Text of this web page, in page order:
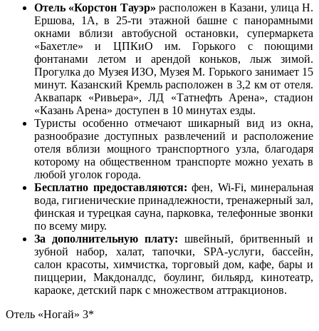
Отель «Корстон Тауэр» расположен в Казани, улица Н.
Ершова, 1А, в 25-ти этажной башне с панорамными
окнами вблизи автобусной остановки, супермаркета
«Бахетле» и ЦПКиО им. Горького с поющими
фонтанами летом и арендой коньков, лыж зимой.
Прогулка до Музея ИЗО, Музея М. Горького занимает 15
минут. Казанский Кремль расположен в 3,2 км от отеля.
Аквапарк «Ривьера», ЛД «Татнефть Арена», стадион
«Казань Арена» доступен в 10 минутах езды.
Туристы особенно отмечают шикарный вид из окна,
разнообразие доступных развлечений и расположение
отеля вблизи мощного транспортного узла, благодаря
которому на общественном транспорте можно уехать в
любой уголок города.
Бесплатно предоставляются: фен, Wi-Fi, минеральная
вода, гигиенические принадлежности, тренажерный зал,
финская и турецкая сауна, парковка, телефонные звонки
по всему миру.
За дополнительную плату: швейный, бритвенный и
зубной набор, халат, тапочки, SPA-услуги, бассейн,
салон красоты, химчистка, торговый дом, кафе, бары и
пиццерии, Макдоналдс, боулинг, бильярд, кинотеатр,
караоке, детский парк с множеством аттракционов.
Отель «Ногай» 3*